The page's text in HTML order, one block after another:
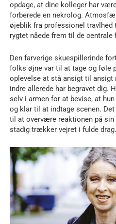
opdage, at dine kolleger har
forberede en nekrolog.
øjeblik fra professionel travlhed
rygtet nåede frem til de centrale
Den farverige skuespillerinde
folks øjne var til at tage og føle
oplevelse at stå ansigt til ansigt
indre allerede har begravet dig.
selv i armen for at bevise, at
og klar til at indtage scenen.
til at overvære reaktionen på sin
stadig trækker vejret i fulde drag.